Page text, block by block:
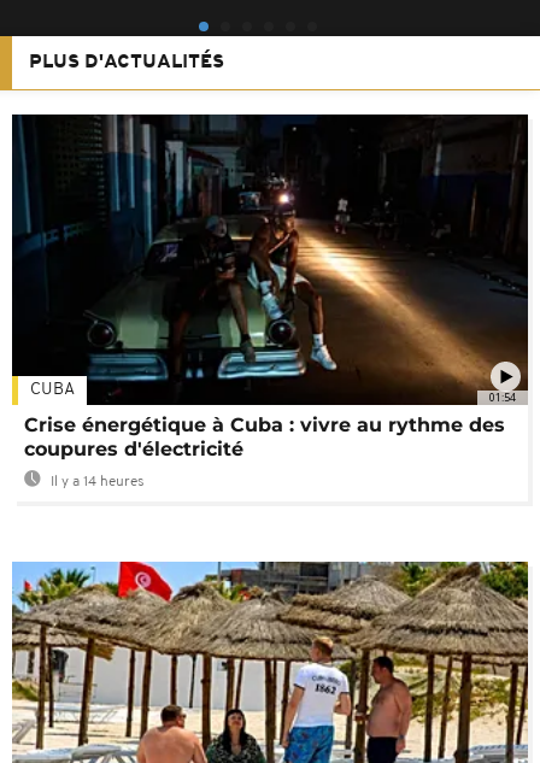
PLUS D'ACTUALITÉS
01:54
CUBA
Crise énergétique à Cuba : vivre au rythme des
coupures d'électricité
Il y a 14 heures